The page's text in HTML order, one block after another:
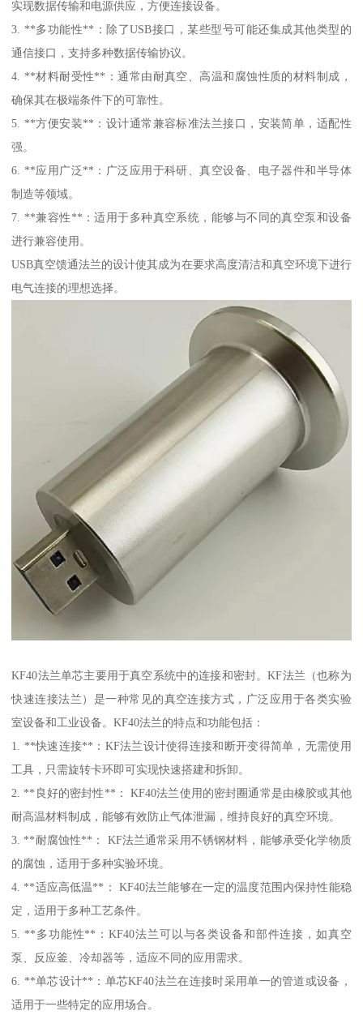
实现数据传输和电源供应，方便连接设备。
3. **多功能性**：除了USB接口，某些型号可能还集成其他类型的
通信接口，支持多种数据传输协议。
4. **材料耐受性**：通常由耐真空、高温和腐蚀性质的材料制成，
确保其在极端条件下的可靠性。
5. **方便安装**：设计通常兼容标准法兰接口，安装简单，适配性
强。
6. **应用广泛**：广泛应用于科研、真空设备、电子器件和半导体
制造等领域。
7. **兼容性**：适用于多种真空系统，能够与不同的真空泵和设备
进行兼容使用。
USB真空馈通法兰的设计使其成为在要求高度清洁和真空环境下进行
电气连接的理想选择。
KF40法兰单芯主要用于真空系统中的连接和密封。KF法兰（也称为
快速连接法兰）是一种常见的真空连接方式，广泛应用于各类实验
室设备和工业设备。KF40法兰的特点和功能包括：
1. **快速连接**：KF法兰设计使得连接和断开变得简单，无需使用
工具，只需旋转卡环即可实现快速搭建和拆卸。
2. **良好的密封性**： KF40法兰使用的密封圈通常是由橡胶或其他
耐高温材料制成，能够有效防止气体泄漏，维持良好的真空环境。
3. **耐腐蚀性**： KF法兰通常采用不锈钢材料，能够承受化学物质
的腐蚀，适用于多种实验环境。
4. **适应高低温**： KF40法兰能够在一定的温度范围内保持性能稳
定，适用于多种工艺条件。
5. **多功能性**：KF40法兰可以与各类设备和部件连接，如真空
泵、反应釜、冷却器等，适应不同的应用需求。
6. **单芯设计**：单芯KF40法兰在连接时采用单一的管道或设备，
适用于一些特定的应用场合。